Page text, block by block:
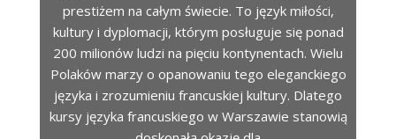
prestiżem na całym świecie. To język miłości,
kultury i dyplomacji, którym posługuje się ponad
200 milionów ludzi na pięciu kontynentach. Wielu
Polaków marzy o opanowaniu tego eleganckiego
języka i zrozumieniu francuskiej kultury. Dlatego
kursy języka francuskiego w Warszawie stanowią